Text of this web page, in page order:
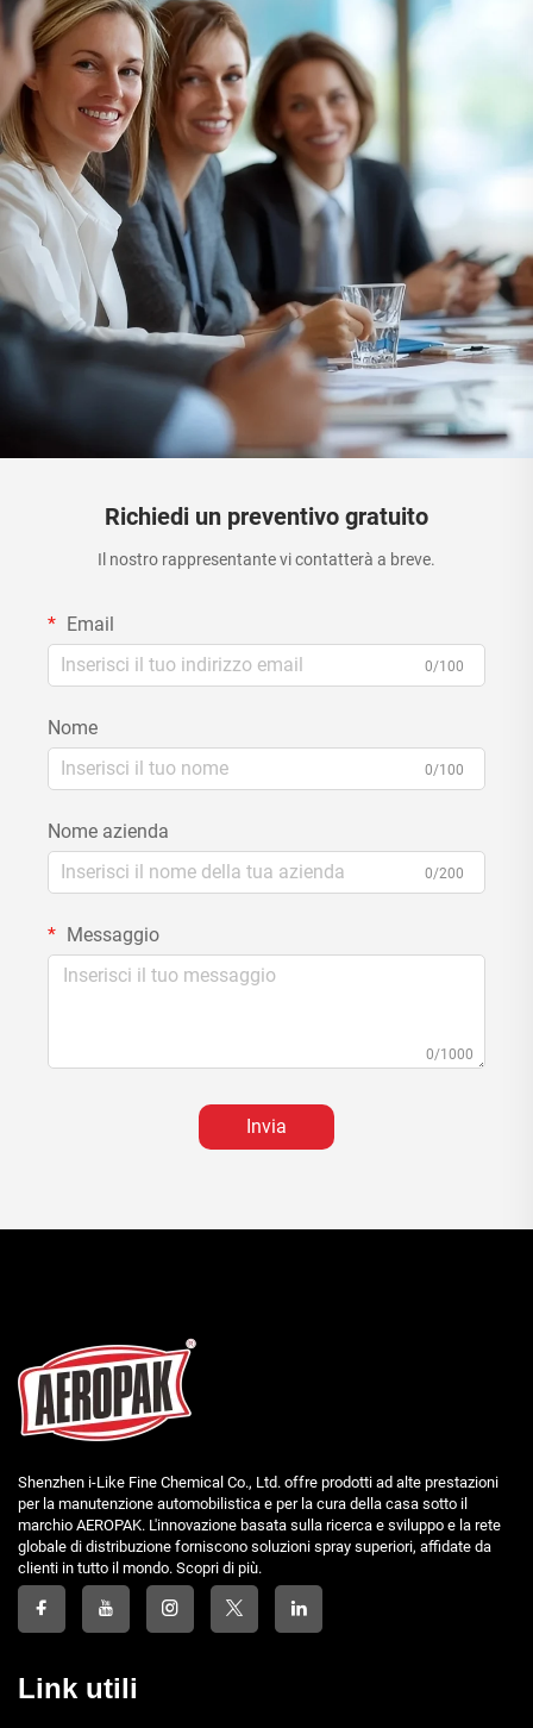
Richiedi un preventivo gratuito
Il nostro rappresentante vi contatterà a breve.
Email
0/100
Nome
0/100
Nome azienda
0/200
Messaggio
0/1000
Invia
Shenzhen i-Like Fine Chemical Co., Ltd. offre prodotti ad alte prestazioni
per la manutenzione automobilistica e per la cura della casa sotto il
marchio AEROPAK. L'innovazione basata sulla ricerca e sviluppo e la rete
globale di distribuzione forniscono soluzioni spray superiori, affidate da
clienti in tutto il mondo. Scopri di più.
Link utili